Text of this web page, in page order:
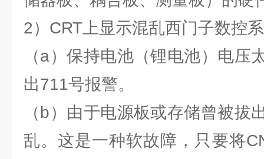
2）CRT上显示混乱西门子数控
（a）保持电池（锂电池）电压
出711号报警。
（b）由于电源板或存储曾被拔
乱。这是一种软故障，只要将